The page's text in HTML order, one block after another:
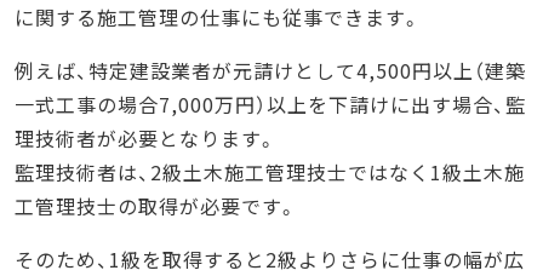
に関する施工管理の仕事にも従事できます。
例えば、特定建設業者が元請けとして4,500円以上（建築
一式工事の場合7,000万円）以上を下請けに出す場合、監
理技術者が必要となります。
監理技術者は、2級土木施工管理技士ではなく1級土木施
工管理技士の取得が必要です。
そのため、1級を取得すると2級よりさらに仕事の幅が広